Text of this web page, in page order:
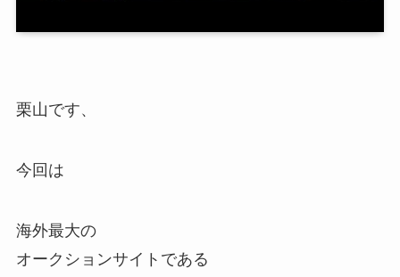
栗山です、
今回は
海外最大の
オークションサイトである